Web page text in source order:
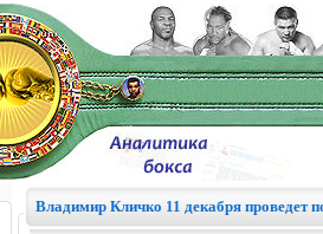
Владимир Кличко 11 декабря проведет